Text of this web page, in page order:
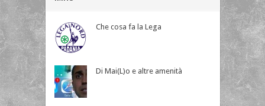
Che cosa fa la Lega
Di Mai(L)o e altre amenità